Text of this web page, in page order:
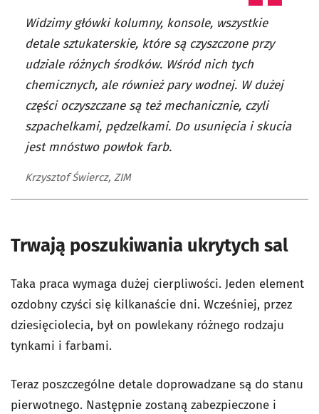
Widzimy główki kolumny, konsole, wszystkie
detale sztukaterskie, które są czyszczone przy
udziale różnych środków. Wśród nich tych
chemicznych, ale również pary wodnej. W dużej
części oczyszczane są też mechanicznie, czyli
szpachelkami, pędzelkami. Do usunięcia i skucia
jest mnóstwo powłok farb.
Krzysztof Świercz, ZIM
Trwają poszukiwania ukrytych sal
Taka praca wymaga dużej cierpliwości. Jeden element
ozdobny czyści się kilkanaście dni. Wcześniej, przez
dziesięciolecia, był on powlekany różnego rodzaju
tynkami i farbami.
Teraz poszczególne detale doprowadzane są do stanu
pierwotnego. Następnie zostaną zabezpieczone i